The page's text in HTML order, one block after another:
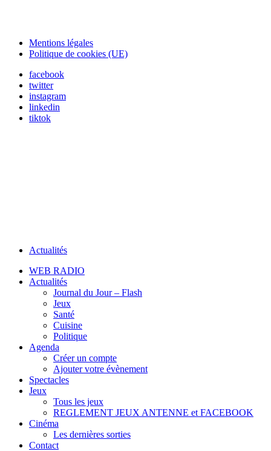
Mentions légales
Politique de cookies (UE)
facebook
twitter
instagram
linkedin
tiktok
Actualités
WEB RADIO
Actualités
Journal du Jour – Flash
Jeux
Santé
Cuisine
Politique
Agenda
Créer un compte
Ajouter votre évènement
Spectacles
Jeux
Tous les jeux
REGLEMENT JEUX ANTENNE et FACEBOOK
Cinéma
Les dernières sorties
Contact